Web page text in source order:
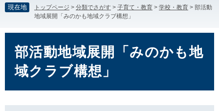
て
本
へ
現在地 トップページ > 分類でさがす > 子育て・教育 > 学校・教育 > 部活動
地域展開「みのかも地域クラブ構想」
部活動地域展開「みのかも地
域クラブ構想」